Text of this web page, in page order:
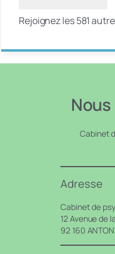
Rejoignez les 581
Cabinet
Adresse
Cabinet de
12 Avenue de
92 160